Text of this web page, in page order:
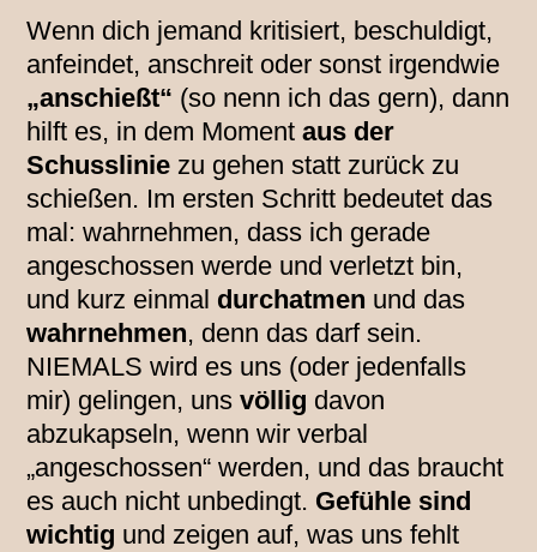
Wenn dich jemand kritisiert, beschuldigt,
anfeindet, anschreit oder sonst irgendwie
„anschießt“ (so nenn ich das gern), dann
hilft es, in dem Momentaus der
Schusslinie zu gehen statt zurück zu
schießen. Im ersten Schritt bedeutet das
mal: wahrnehmen, dass ich gerade
angeschossen werde und verletzt bin,
und kurz einmal durchatmen und das
wahrnehmen, denn das darf sein.
NIEMALS wird es uns (oder jedenfalls
mir) gelingen, unsvöllig davon
abzukapseln, wenn wir verbal
„angeschossen“ werden, und das braucht
es auch nicht unbedingt. Gefühle sind
wichtig und zeigen auf, was uns fehlt